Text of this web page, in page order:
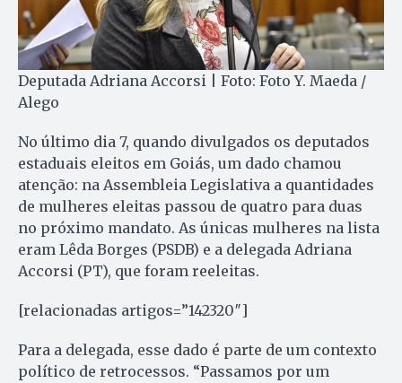
Deputada Adriana Accorsi | Foto: Foto Y. Maeda /
Alego
No último dia 7, quando divulgados os deputados
estaduais eleitos em Goiás, um dado chamou
atenção: na Assembleia Legislativa a quantidades
de mulheres eleitas passou de quatro para duas
no próximo mandato. As únicas mulheres na lista
eram Lêda Borges (PSDB) e a delegada Adriana
Accorsi (PT), que foram reeleitas.
[relacionadas artigos=”142320″]
Para a delegada, esse dado é parte de um contexto
político de retrocessos. “Passamos por um